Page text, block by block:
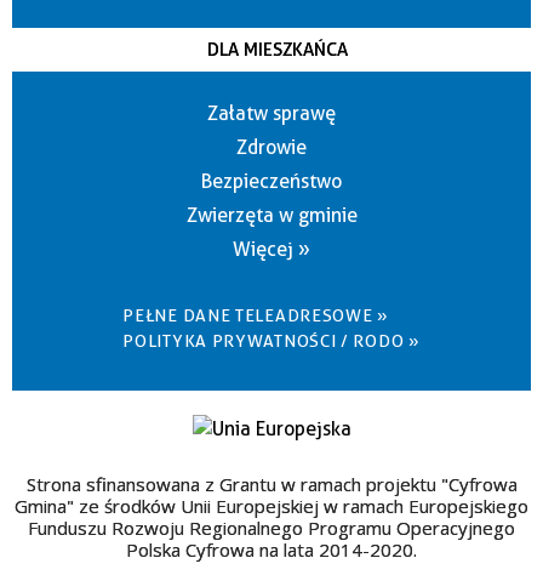
DLA MIESZKAŃCA
Załatw sprawę
Zdrowie
Bezpieczeństwo
Zwierzęta w gminie
Więcej »
PEŁNE DANE TELEADRESOWE »
POLITYKA PRYWATNOŚCI / RODO »
Strona sfinansowana z Grantu w ramach projektu "Cyfrowa
Gmina" ze środków Unii Europejskiej w ramach Europejskiego
Funduszu Rozwoju Regionalnego Programu Operacyjnego
Polska Cyfrowa na lata 2014-2020.